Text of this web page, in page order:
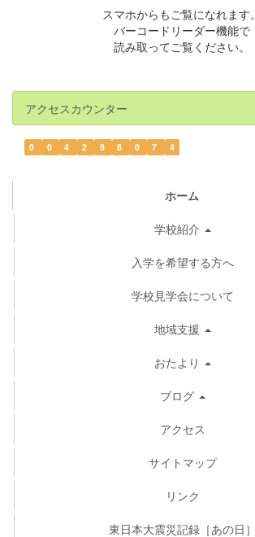
スマホからもご覧になれます。
バーコードリーダー機能で
読み取ってご覧ください。
アクセスカウンター
0 0 4 2 9 8 0 7 4
ホーム
学校紹介
入学を希望する方へ
学校見学会について
地域支援
おたより
ブログ
アクセス
サイトマップ
リンク
東日本大震災記録［あの日］